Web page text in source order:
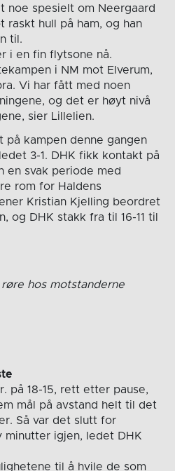
noe spesielt om Neergaard
raskt hull på ham, og han
til.
i en fin flytsone nå.
i NM mot Elverum,
Vi har fått med noen
og det er høyt nivå
sier Lillelien.
på kampen denne gangen
3-1. DHK fikk kontakt på
en svak periode med
rom for Haldens
Kristian Kjelling beordret
og DHK stakk fra til 16-11 til
hos motstanderne
på 18-15, rett etter pause,
mål på avstand helt til det
Så var det slutt for
minutter igjen, ledet DHK
til å hvile de som